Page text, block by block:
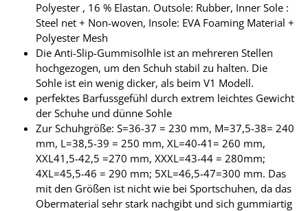
Polyester , 16 % Elastan. Outsole: Rubber, Inner Sole :
Steel net + Non-woven, Insole: EVA Foaming Material +
Polyester Mesh
Die Anti-Slip-Gummisolhle ist an mehreren Stellen
hochgezogen, um den Schuh stabil zu halten. Die
Sohle ist ein wenig dicker, als beim V1 Modell.
perfektes Barfussgefühl durch extrem leichtes Gewicht
der Schuhe und dünne Sohle
Zur Schuhgröße: S=36-37 = 230 mm, M=37,5-38= 240
mm, L=38,5-39 = 250 mm, XL=40-41= 260 mm,
XXL41,5-42,5 =270 mm, XXXL=43-44 = 280mm;
4XL=45,5-46 = 290 mm; 5XL=46,5-47=300 mm. Das
mit den Größen ist nicht wie bei Sportschuhen, da das
Obermaterial sehr stark nachgibt und sich gummiartig